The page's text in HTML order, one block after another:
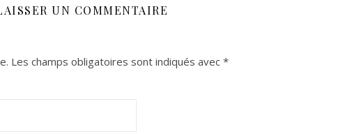
UN COMMENTAIRE
Les champs obligatoires sont indiqués avec *